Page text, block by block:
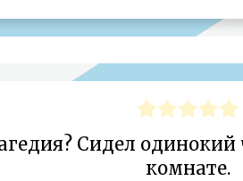
Сидел одинокий
комнате.